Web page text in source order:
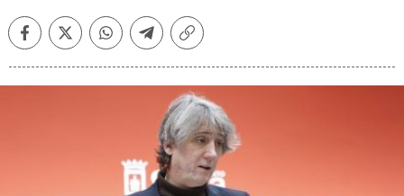
FacebookTwitterWhatsappTelegramCopiar